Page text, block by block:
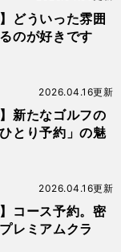
どういった雰囲
のが好きです
新たなゴルフの
とり予約」の魅
2026.04.16更新
コース予約。密
レミアムクラ
2026.04.16更新